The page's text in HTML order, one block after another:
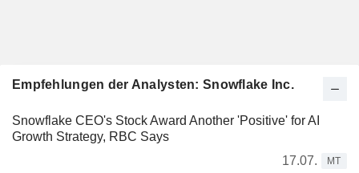
Empfehlungen der Analysten: Snowflake Inc.
Snowflake CEO's Stock Award Another 'Positive' for AI
Growth Strategy, RBC Says
17.07.
MT